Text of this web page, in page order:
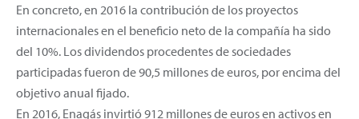
En concreto, en 2016 la contribución de los proyectos
internacionales en el beneficio neto de la compañía ha sido
del 10%. Los dividendos procedentes de sociedades
participadas fueron de 90,5 millones de euros, por encima del
objetivo anual fijado.
En 2016, Enagás invirtió 912 millones de euros en activos en